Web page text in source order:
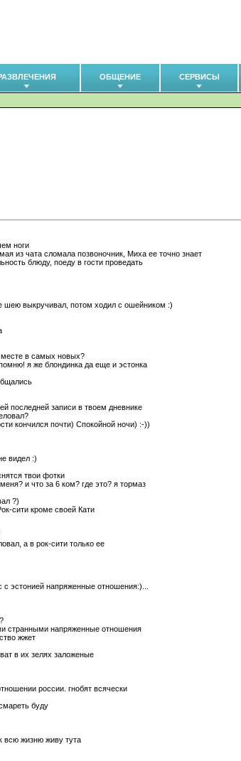
ОБЩЕНИЕ СЕРВИСЫ
ноги
из чата сломала позвоночник, Миха ее точно знает
блюду, поеду в гости проведать
шею выкручивал, потом ходил с ошейником :)
месте в самых новых?
я же блондинка да еще и эстонка
последней записи в твоем дневнике
кончился почти) Спокойной ночи) :-))
видел :)
твои фотки
и что за 6 ком? где это? я тормаз
?)
сити кроме своей Кати
а в рок-сити только ее
с эстонией напряженные отношения:)...
странными напряженные отношения
жжет
в их зелях заложеные
россии. гнобят всячески
буду
всю жизню живу тута